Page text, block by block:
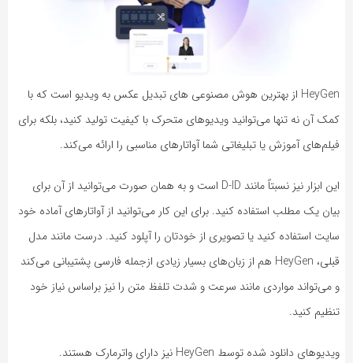
HeyGen از بهترین هوش مصنوعی های تبدیل عکس به ویدیو است که با
کمک آن نه تنها می‌توانید ویدیوهای متحرک با کیفیت تولید کنید، بلکه برای
فیلم‌‌های ‎‌آموزش یا تبلیغاتی شما آواتارهای مناسبی را ارائه می‌کند.
این ابزار نیز نسبتاً مانند D-ID است و به همان صورت می‌توانید از آن برای
بیان یک مطلب استفاده کنید. برای این کار می‌توانید از آواتارهای آماده خود
سایت استفاده کنید یا تصویری از خودتان را آپلود کنید. درست مانند مدل
قبلی، HeyGen هم از زبان‌های بسیار زیادی ازجمله فارسی پشتیبانی می‌کند
و می‌تواند مواردی مانند سرعت و شدت تلفظ متن را نیز براساس نیاز خود
تنظیم کنید.
ویدیوهای دانلود شده توسط HeyGen نیز دارای واترمارک هستند.